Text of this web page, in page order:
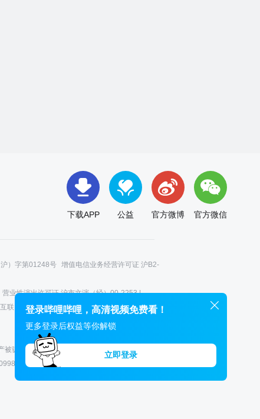
下载APP 公益 官方微博 官方微信
）字第01248号 增值电信业务经营许可证 沪B2-
营业性演出许可证 沪市文演（经）00-2253 |
互联网举报中心 | 12345政务服务便民热线 |
骗受损而设，请您一旦收到来电，立即接听。
登录哔哩哔哩，高清视频免费看！
更多登录后权益等你解锁
立即登录